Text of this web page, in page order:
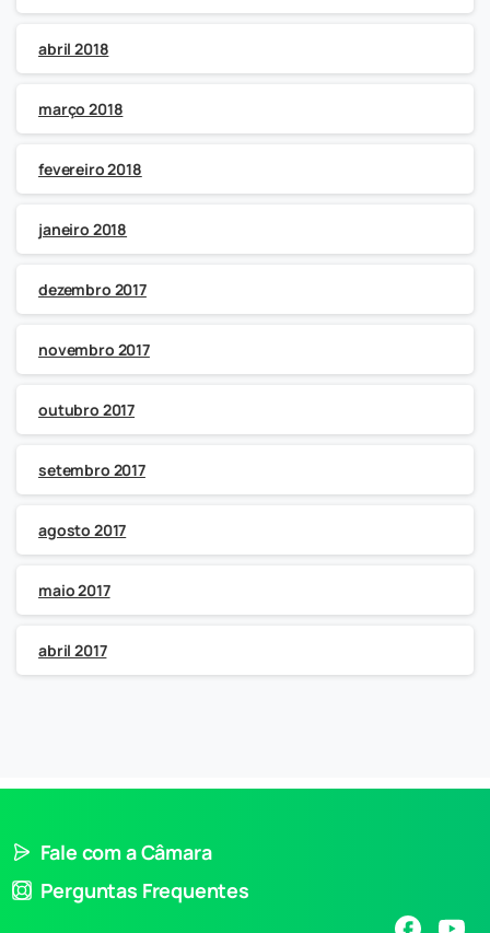
abril 2018
março 2018
fevereiro 2018
janeiro 2018
dezembro 2017
novembro 2017
outubro 2017
setembro 2017
agosto 2017
maio 2017
abril 2017
Fale com a Câmara
Perguntas Frequentes